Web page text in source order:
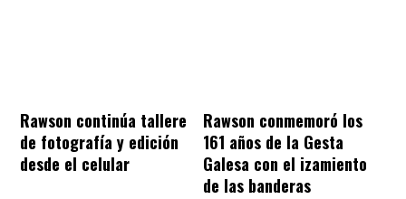
Rawson continúa tallere
de fotografía y edición
desde el celular
Rawson conmemoró los
161 años de la Gesta
Galesa con el izamiento
de las banderas